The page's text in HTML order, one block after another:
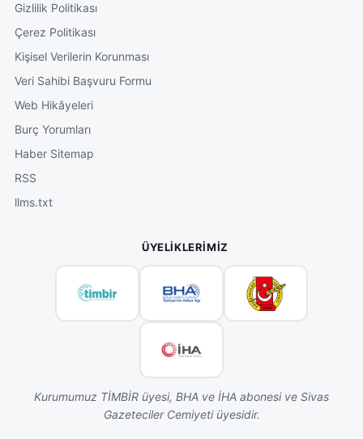
Gizlilik Politikası
Çerez Politikası
Kişisel Verilerin Korunması
Veri Sahibi Başvuru Formu
Web Hikâyeleri
Burç Yorumları
Haber Sitemap
RSS
llms.txt
ÜYELIKLERIMIZ
Kurumumuz TİMBİR üyesi, BHA ve İHA abonesi ve Sivas
Gazeteciler Cemiyeti üyesidir.